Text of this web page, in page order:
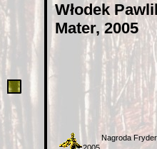
Włodek
Mater, 2005
Nagroda